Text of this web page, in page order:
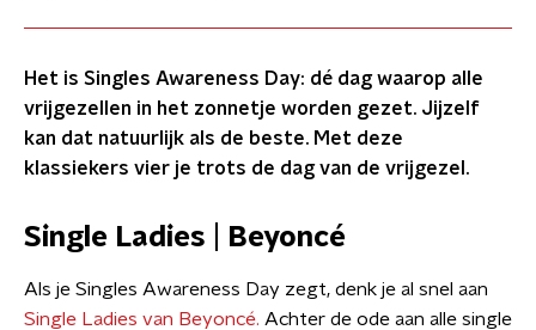
Het is Singles Awareness Day: dé dag waarop alle
vrijgezellen in het zonnetje worden gezet. Jijzelf
kan dat natuurlijk als de beste. Met deze
klassiekers vier je trots de dag van de vrijgezel.
Single Ladies | Beyoncé
Als je Singles Awareness Day zegt, denk je al snel aan
Single Ladies van Beyoncé. Achter de ode aan alle single